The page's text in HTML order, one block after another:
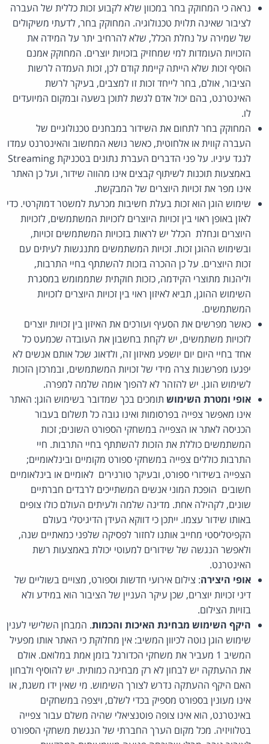
נראה כי המחוקק בחר במכוון שלא לקבוע זכות כללית של העברה
לציבור שאינה תלוית טכנולוגיה. המחוקק בחר, לדעתי משיקולים
של שמירה על נחלת הכלל, שלא להרחיב יתר על המידה את
הזכויות העומדות למי שמחזיק בזכויות יוצרים. המחוקק אמנם
הוסיף זכות שלא הייתה קיימת קודם לכן, זכות העמדה לרשות
הציבור, אולם, בחר לייחד זכות זו למצבים, בעיקר לרשת
האינטרנט, בהם יכול אדם לגשת לתוכן בשעה ובמקום המיועדים
לו.
המחוקק בחר לתחום את השידור במבחנים טכנולוגיים של
העברה קווית או אלחוטית, כאשר נושא המחשוב והאינטרנט עמדו
לנגד עיניו. על פני הדברים העברת נתונים בטכניקת Streaming
באמצעות תוכנות לשיתוף קבצים אינו מהווה שידור, ועל כן האתר
אינו מפר את זכויות היוצרים של המבקשת.
שימוש הוגן הוא זכות בעלת חשיבות מכרעת למשטר דמוקרטי. כדי
לאזן באופן ראוי בין זכויות היוצרים לזכויות המשתמשים, לזכויות
היוצרים ונחלת הכלל יש לראות בזכויות המשתמשים זכויות,
ובשימוש ההוגן זכות. זכויות המשתמשים מתנגשות לעיתים עם
זכות היוצרים. על כן ההכרה בזכות להשתתף בחיי התרבות,
וליהנות מתוצרי הקידמה, כזכות חוקתית שתממומש במסגרת
השימוש ההוגן, תביא לאיזון ראוי בין זכויות היוצרים לזכויות
המשתמשים.
כאשר מפרשים את הסעיף ועורכים את האיזון בין זכויות יוצרים
לזכויות משתמשים, יש לקחת בחשבון את העובדה שכמעט כל
אחד בחיי היום יום יושפע מאיזון זה, ולדאוג שכל אותם אנשים לא
יפגעו מפרשנות צרה מידי של זכויות המשתמשים, ובמרכזן הזכות
לשימוש הוגן. יש להזהר לא להפוך אומה שלמה למפרה.
אופי ומטרת השימוש תומכים בכך שמדובר בשימוש הוגן: האתר
אינו מאפשר צפייה בפרסומות ואינו גובה כל תשלום בעבור
הכניסה לאתר או הצפייה במשחקי הספורט השונים; זכות
המשתמשים כוללת את הזכות להשתתף בחיי התרבות. חיי
התרבות כוללים צפייה במשחקי ספורט מקומיים ובינלאומיים;
הצפייה בשידורי ספורט, ובעיקר טורנירים לאומיים או בינלאומיים
חשובים הופכת המוני אנשים המשתייכים לרבדים חברתיים
שונים, לקהילה אחת. מדינה שלמה ולעיתים העולם כולו צופים
באותו שידור עצמו. ייתכן כי דווקא העידן הדיגיטלי בעולם
הקפיטליסטי מחייב אותנו לחזור לפסיקה שלפני כמאתיים שנה,
ולאפשר הנגשה של שידורים למעוטי יכולת באמצעות רשת
האינטרנט.
אופי היצירה: צילום אירועי חדשות וספורט, מצויים בשוליים של
דיני זכויות יוצרים, שכן עיקר העניין של הציבור הוא במידע ולא
בזויות הצילום.
היקף השימוש מבחינת האיכות והכמות. המבחן השלישי לענין
שימוש הוגן נוטה לכיוון המשיב: אין מחלוקת כי האתר אותו מפעיל
המשיב 1 מעביר את משחקי הכדורגל בזמן אמת במלואם. אולם
את ההעתקה יש לבחון לא רק מבחינה כמותית. יש להוסיף ולבחון
האם היקף ההעתקה נדרש לצורך השימוש. מי שאין ידו משגת, או
אינו מעונין בספורט מספיק בכדי לשלם, ויצפה במשחקים
באינטרנט, הוא אינו צופה פוטנציאלי שהיה משלם עבור צפייה
בטלוויזיה. מכל מקום הערך החברתי של הנגשת משחקי הספורט